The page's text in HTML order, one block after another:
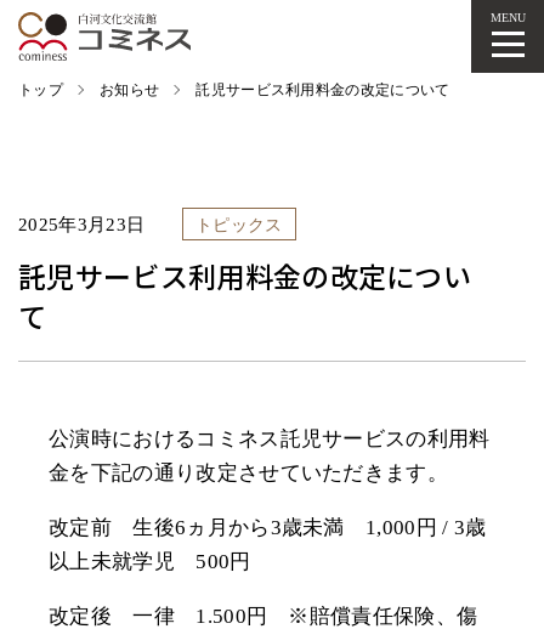
MENU
トップ お知らせ 託児サービス利用料金の改定について
2025年3月23日 トピックス
託児サービス利用料金の改定につい
て
公演時におけるコミネス託児サービスの利用料
金を下記の通り改定させていただきます。
改定前 生後6ヵ月から3歳未満 1,000円 / 3歳
以上未就学児 500円
改定後 一律 1.500円 ※賠償責任保険、傷